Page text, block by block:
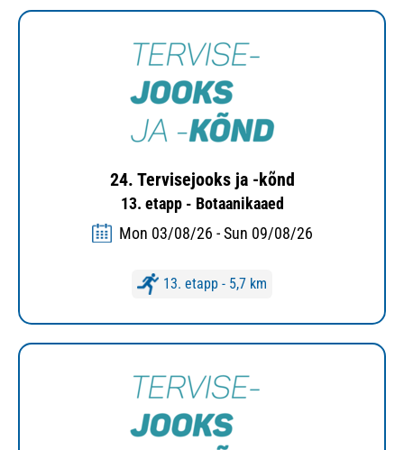
24. Tervisejooks ja -kõnd
13. etapp - Botaanikaaed
Mon 03/08/26 - Sun 09/08/26
13. etapp - 5,7 km